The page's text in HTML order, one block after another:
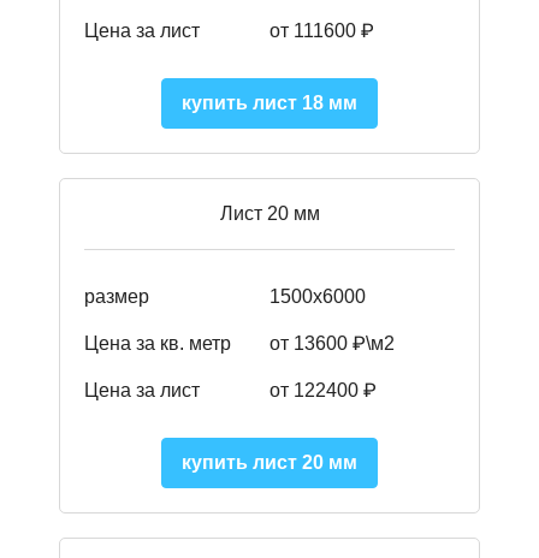
Цена за лист от 111600 ₽
купить лист 18 мм
Лист 20 мм
размер 1500х6000
Цена за кв. метр от 13600 ₽\м2
Цена за лист от 122400 ₽
купить лист 20 мм